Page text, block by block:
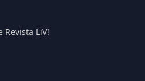
Revista LiV!